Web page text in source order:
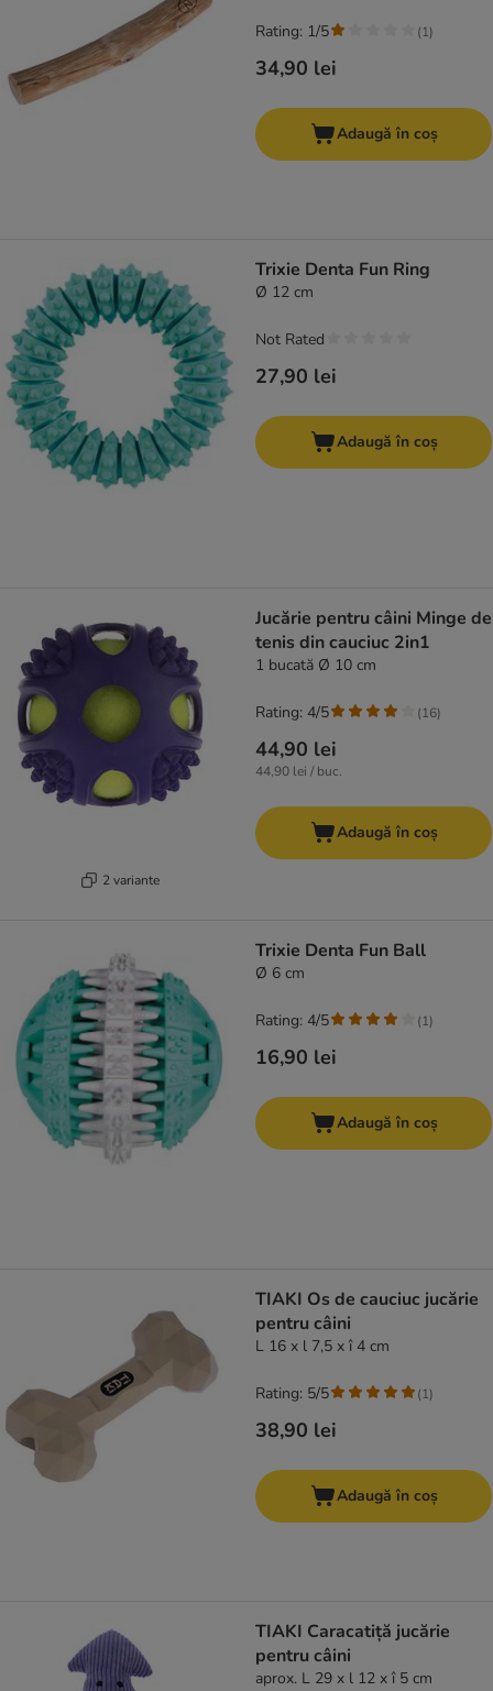
34,90 lei
Rating: 1/5 (1)
Adaugă în coș
Trixie Denta Fun Ring
Ø 12 cm
27,90 lei
Not Rated
Adaugă în coș
2 variante
Jucărie pentru câini Minge de
tenis din cauciuc 2in1
1 bucată Ø 10 cm
44,90 lei
44,90 lei / buc.
Rating: 4/5 (16)
Adaugă în coș
Trixie Denta Fun Ball
Ø 6 cm
16,90 lei
Rating: 4/5 (1)
Adaugă în coș
TIAKI Os de cauciuc jucărie
pentru câini
L 16 x l 7,5 x î 4 cm
38,90 lei
Rating: 5/5 (1)
Adaugă în coș
TIAKI Caracatiță jucărie
pentru câini
aprox. L 29 x l 12 x î 5 cm